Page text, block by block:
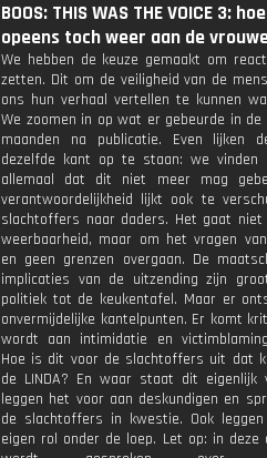
BOOS: THIS WAS THE VOICE 3:
opeens toch weer aan de
We hebben de keuze gemaakt om
zetten. Dit om de veiligheid van de
ons hun verhaal vertellen te kunnen
We zoomen in op wat er gebeurde in de
maanden na publicatie. Even lijken
dezelfde kant op te staan: we vinden
allemaal dat dit niet meer mag
verantwoordelijkheid lijkt ook te
slachtoffers naar daders. Het gaat
weerbaarheid, maar om het vragen
en geen grenzen overgaan. De
implicaties van de uitzending zijn
politiek tot de keukentafel. Maar er
onvermijdelijke kantelpunten. Er komt
wordt aan intimidatie en
Hoe is dit voor de slachtoffers uit dat
de LINDA? En waar staat dit eigenlijk
leggen het voor aan deskundigen en
de slachtoffers in kwestie. Ook
eigen rol onder de loep. Let op: in deze